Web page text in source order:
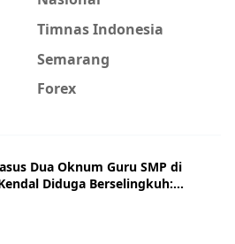
Timnas Indonesia
Semarang
Forex
Dua Oknum Guru SMP di
Diduga Berselingkuh:
Pengakuan, hingga Sanksi